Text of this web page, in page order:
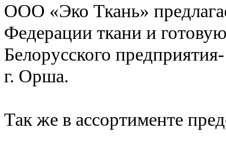
ООО «Эко Ткань»
Федерации ткани и
Белорусского
г. Орша.
Так же в ассортименте